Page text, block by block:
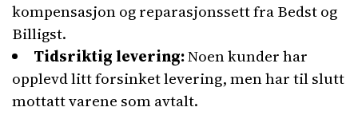
kompensasjon og reparasjonssett fra Bedst og
Billigst.
Tidsriktig levering:Noen kunder har
opplevd litt forsinket levering, men har til slutt
mottatt varene som avtalt.